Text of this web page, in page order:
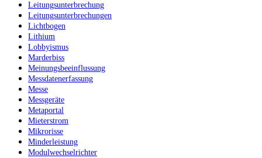
Leitungsunterbrechung
Leitungsunterbrechungen
Lichtbogen
Lithium
Lobbyismus
Marderbiss
Meinungsbeeinflussung
Messdatenerfassung
Messe
Messgeräte
Metaportal
Mieterstrom
Mikrorisse
Minderleistung
Modulwechselrichter